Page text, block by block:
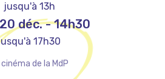
jusqu'à 13h
déc.-14h30
17h30
de la MdP